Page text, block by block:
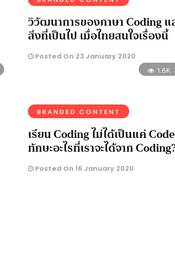
วิวัฒนาการของภาษา Coding แ
สิ่งที่เป็นไป เมื่อไทยสนใจเรื่องนี้
Posted On 23 January 2020
1.6K
BRANDED CONTENT
เรียน Coding ไม่ได้เป็นแค่ Code
ทักษะอะไรที่เราจะได้จาก
Posted On 16 January 2020